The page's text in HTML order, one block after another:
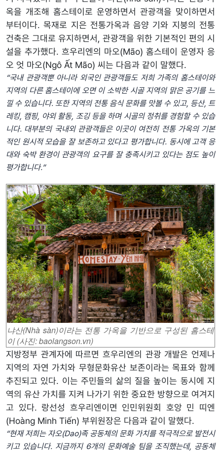
옥을 개조해 홈스테이로 운영하면서 관광객을 맞이하면서
부터이다. 목재로 지은 전통가옥과 음양 기와 지붕의 전통
건축은 그대로 유지하면서, 관광객을 위한 기본적인 편의 시
설을 추가했다. 흐우리엔의 마오(Mão) 홈스테이 운영자 응
오 엇 마오(Ngô Ất Mão) 씨는 다음과 같이 말했다.
“국내 관광객뿐 아니라 외국인 관광객들도 저희 가족의 홈스테이와
지역의 다른 홈스테이에 오면 이 소박한 시골 지역의 맑은 공기를 느
낄 수 있습니다. 또한 지역의 전통 음식 문화를 맛볼 수 있고, 등산, 트
레킹, 캠핑, 야외 활동, 조깅 등을 하며 시골의 정취를 경험할 수 있습
니다. 대부분의 국내외 관광객들은 이곳이 여전히 전통 가옥의 기본
적인 원시적 모습을 잘 보존하고 있다고 평가합니다. 동시에 고객 응
대와 숙박 환경이 관광객의 요구를 잘 충족시키고 있다는 점도 높이
평가합니다.”
냐산(Nhà sàn)이라는 전통 가옥을 기반으로 구성된 홈스테
이 (사진: baolangson.vn)
지방정부 관계자에 따르면 흐우리엔의 관광 개발은 언제나
지역의 자연 가치와 무형문화유산 보존이라는 목표와 함께
추진되고 있다. 이는 주민들의 삶의 질을 높이는 동시에 지
역의 유산 가치를 지켜 나가기 위한 중요한 방향으로 여겨지
고 있다. 랑선성 흐우리엔이면 인민위원회 호앙 민 띠엔
(Hoàng Minh Tiến) 부위원장은 다음과 같이 말했다.
“현재 저희는 자오(Dao)족 공동체의 문화 가치를 적극적으로 발전시
키고 있습니다. 지금까지6개의 문화예술 팀을 조직했는데, 공동체